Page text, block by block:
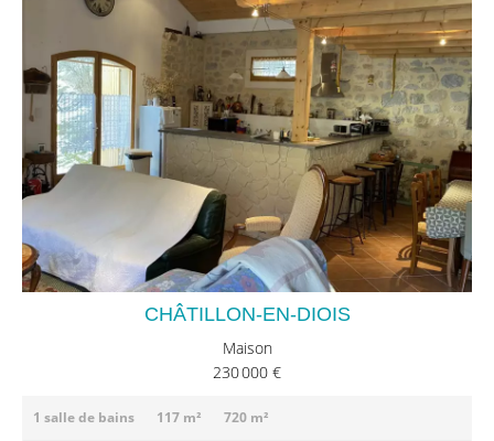
CHÂTILLON-EN-DIOIS
Maison
230 000 €
1 salle de bains 117 m² 720 m²